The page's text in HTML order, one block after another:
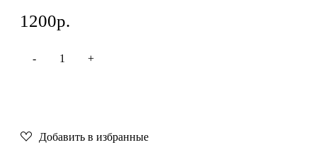
1200р.
Добавить в избранные